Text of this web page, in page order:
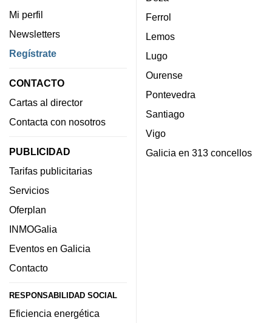
Mi perfil
Newsletters
Regístrate
CONTACTO
Cartas al director
Contacta con nosotros
PUBLICIDAD
Tarifas publicitarias
Servicios
Oferplan
INMOGalia
Eventos en Galicia
Contacto
RESPONSABILIDAD SOCIAL
Eficiencia energética
Ferrol
Lemos
Lugo
Ourense
Pontevedra
Santiago
Vigo
Galicia en 313 concellos